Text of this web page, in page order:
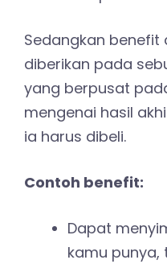
Sedangkan
diberikan pada
yang berpusat
mengenai hasil
ia harus dibeli.
Contoh benefit:
Dapat
kamu